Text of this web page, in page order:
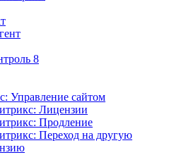
8
Управление сайтом
Лицензии
Продление
Переход на другую